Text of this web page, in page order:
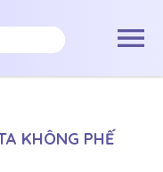
KHÔNG PHẾ